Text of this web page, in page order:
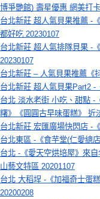
博爭艷館) 壽星優惠 網美打
台北新莊 超人氣貝果推薦 -
都好吃 20230107
台北新莊 超人氣排隊貝果 -
20230107
台北新莊 – 人氣貝果推薦《
台北新莊 超人氣貝果Part2 -
台北 淡水老街 小吃、甜點 -
糬》《圓圓古早味蛋糕》 近
台北新莊 宏匯廣場快閃店 -
台北東區 -《食芋堂(仁愛總
台北 -《愛天空烘培屋》來
山藝文特區 20201107
台北 大稻埕 -《加福奇士蛋
20200208